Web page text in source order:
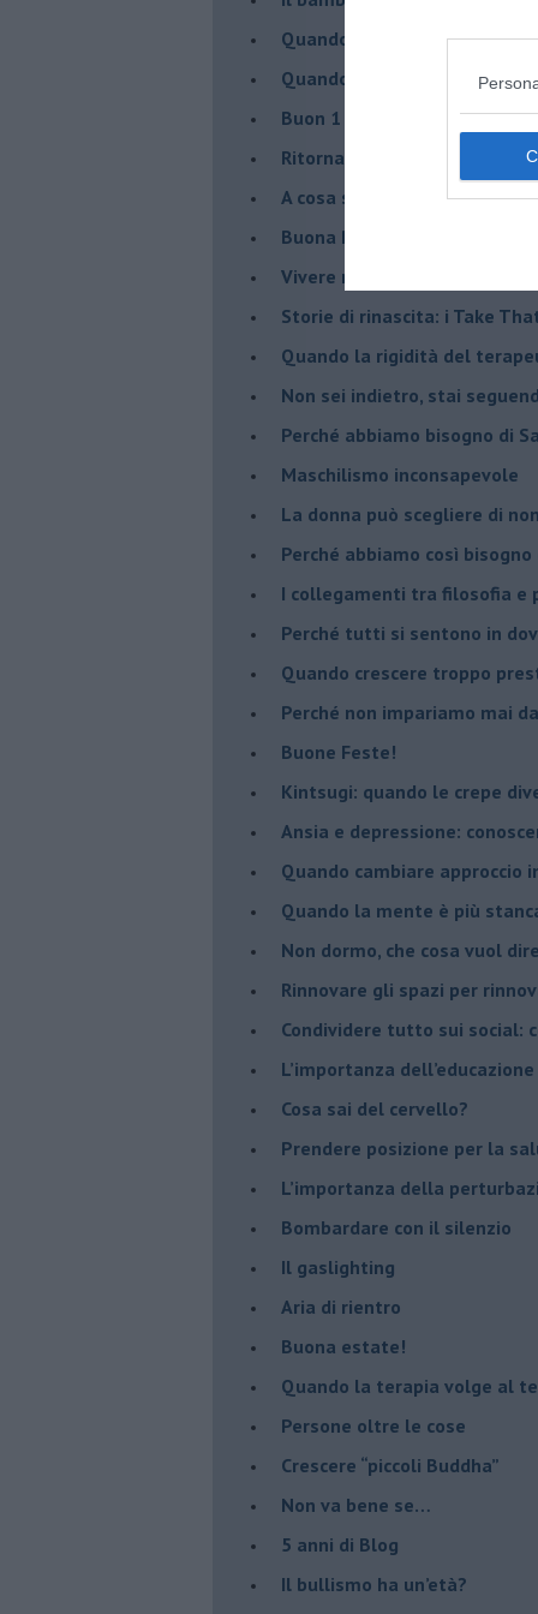
​Quando cambia il nome di
​Quando il terapeuta torna a
​Buon 1 Maggio!
Ritornare indietro di
​A cosa serve davvero la
​Buona Pasqua e … buona
​Vivere nell’incertezza
​Storie di rinascita: i Take
​Quando la rigidità del
​Non sei indietro, stai
​Perché abbiamo bisogno di
​Maschilismo inconsapevole
​La donna può scegliere di
​Perché abbiamo così
​I collegamenti tra filosofia e
​Perché tutti si sentono in
​Quando crescere troppo
​Perché non impariamo mai
​Buone Feste!
​Kintsugi: quando le crepe
Ansia e depressione:
Quando cambiare approccio
​Quando la mente è più
Non dormo, che cosa vuol
​Rinnovare gli spazi per
​Condividere tutto sui social:
​L’importanza
​Cosa sai del cervello?
Prendere posizione per la
L’importanza della
​Bombardare con il silenzio
Il gaslighting
Aria di rientro
Buona estate!
​Quando la terapia volge al
​Persone oltre le cose
​Crescere “piccoli Buddha”
Non va bene se…
​5 anni di Blog
​Il bullismo ha un’età?